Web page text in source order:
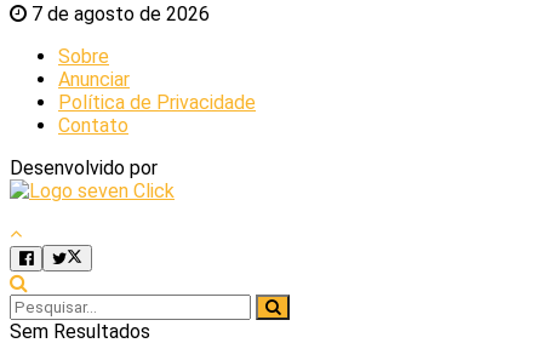
7 de agosto de 2026
Sobre
Anunciar
Política de Privacidade
Contato
Desenvolvido por
Sem Resultados